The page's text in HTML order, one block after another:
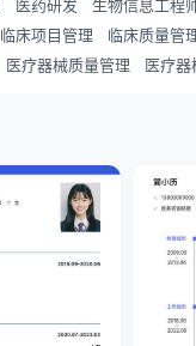
医药研发
生物信息工程
临床项目管理
临床质量管
医疗器械质量管理 医疗器